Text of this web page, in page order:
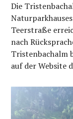
Die
Teerstraße
nach
Tristenbachalm
auf der Website